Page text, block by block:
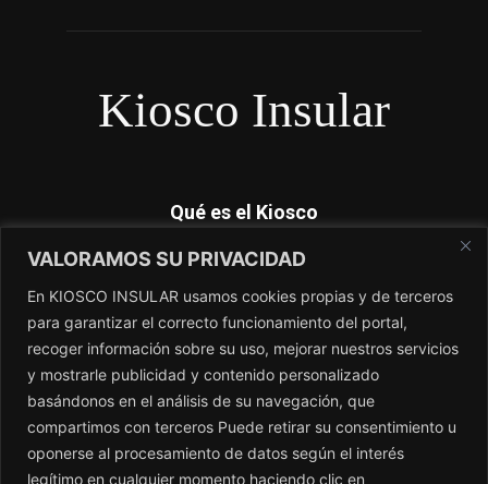
VALORAMOS SU PRIVACIDAD
En KIOSCO INSULAR usamos cookies propias y de terceros
para garantizar el correcto funcionamiento del portal,
recoger información sobre su uso, mejorar nuestros servicios
y mostrarle publicidad y contenido personalizado
basándonos en el análisis de su navegación, que
compartimos con terceros Puede retirar su consentimiento u
oponerse al procesamiento de datos según el interés
legítimo en cualquier momento haciendo clic en
Kiosco Insular
Qué es el Kiosco
Kiosco Insular es el magacín independiente de Canarias. No
dependemos de subvenciones y nosotros si contamos lo que
los periódicos no cuentan. El único periódico sin amo.
Contacto:redaccion@kioscoinsular.com
SÍGANOS